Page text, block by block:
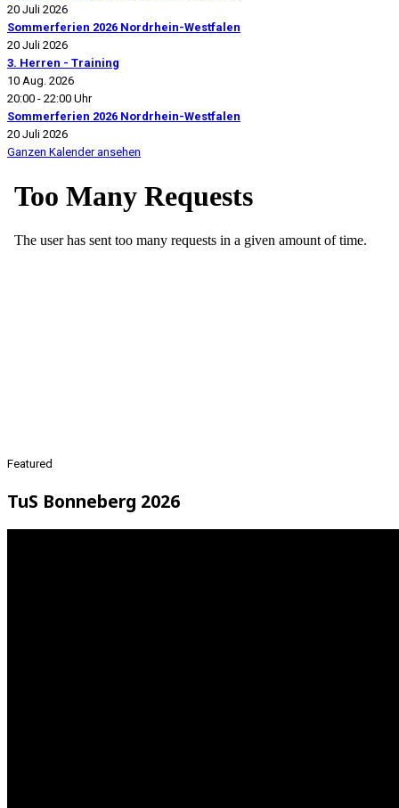
20 Juli 2026
Sommerferien 2026 Nordrhein-Westfalen
20 Juli 2026
3. Herren - Training
10 Aug. 2026
20:00 - 22:00 Uhr
Sommerferien 2026 Nordrhein-Westfalen
20 Juli 2026
Ganzen Kalender ansehen
Featured
TuS Bonneberg 2026